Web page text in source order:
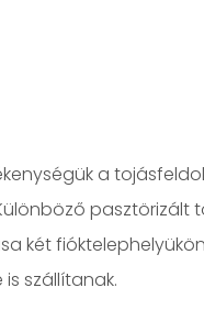
a
két
szállítanak.